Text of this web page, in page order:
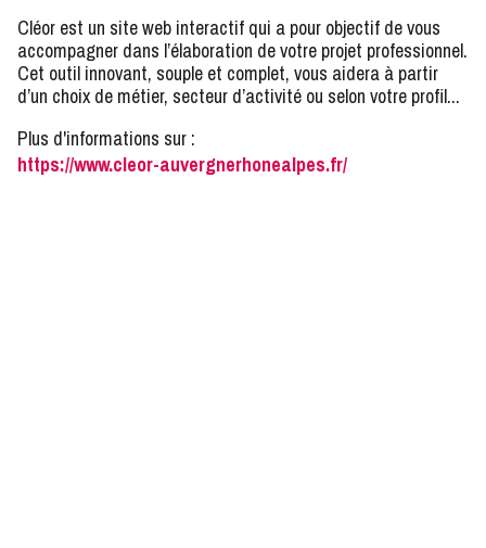
Cléor est un site web interactif qui a pour objectif de vous
accompagner dans l’élaboration de votre projet professionnel.
Cet outil innovant, souple et complet, vous aidera à partir
d’un choix de métier, secteur d’activité ou selon votre profil...
Plus d'informations sur :
https://www.cleor-auvergnerhonealpes.fr/